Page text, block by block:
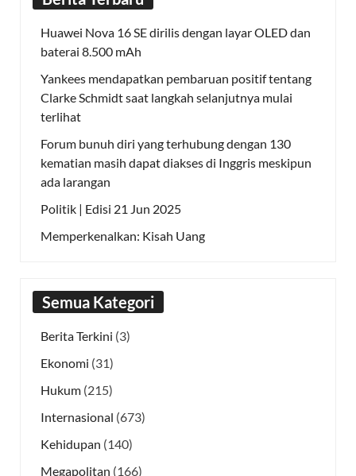
Huawei Nova 16 SE dirilis dengan layar OLED dan
baterai 8.500 mAh
Yankees mendapatkan pembaruan positif tentang
Clarke Schmidt saat langkah selanjutnya mulai
terlihat
Forum bunuh diri yang terhubung dengan 130
kematian masih dapat diakses di Inggris meskipun
ada larangan
Politik | Edisi 21 Jun 2025
Memperkenalkan: Kisah Uang
Semua Kategori
Berita Terkini (3)
Ekonomi (31)
Hukum (215)
Internasional (673)
Kehidupan (140)
Megapolitan (166)